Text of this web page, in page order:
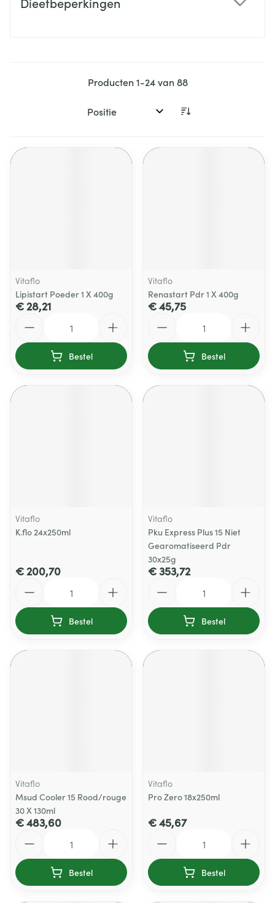
Producten1-24van88
Sorteer op:
Vitaflo
Lipistart Poeder 1 X 400g
€ 28,21
Bestel
Vitaflo
Renastart Pdr 1 X 400g
€ 45,75
Bestel
Vitaflo
K.flo 24x250ml
€ 200,70
Bestel
Vitaflo
Pku Express Plus 15 Niet
Gearomatiseerd Pdr
30x25g
€ 353,72
Bestel
Vitaflo
Msud Cooler 15 Rood/rouge
30 X 130ml
€ 483,60
Bestel
Vitaflo
Pro Zero 18x250ml
€ 45,67
Bestel